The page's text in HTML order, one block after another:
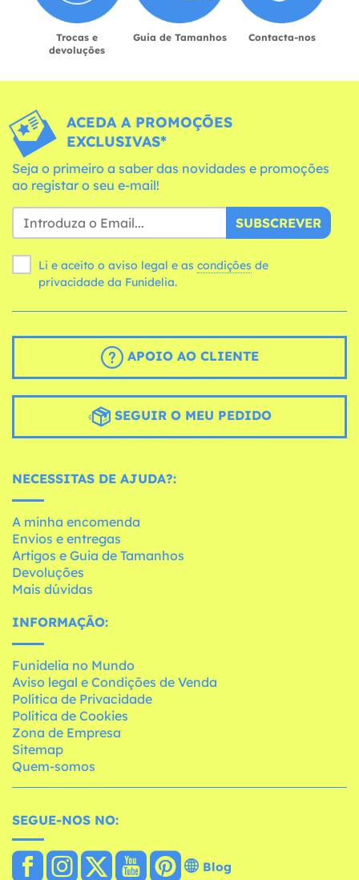
Trocas e
devoluções
Guia de Tamanhos Contacta-nos
ACEDA A PROMOÇÕES
EXCLUSIVAS*
Seja o primeiro a saber das novidades e promoções
ao registar o seu e-mail!
SUBSCREVER
Li e aceito o aviso legal e as condições
privacidade da Funidelia.
APOIO AO CLIENTE
SEGUIR O MEU PEDIDO
NECESSITAS DE AJUDA?:
A minha encomenda
Envios e entregas
Artigos e Guia de Tamanhos
Devoluções
Mais dúvidas
INFORMAÇÃO:
Funidelia no Mundo
Aviso legal e Condições de Venda
Política de Privacidade
Política de Cookies
Zona de Empresa
Sitemap
Quem-somos
SEGUE-NOS NO:
Blog